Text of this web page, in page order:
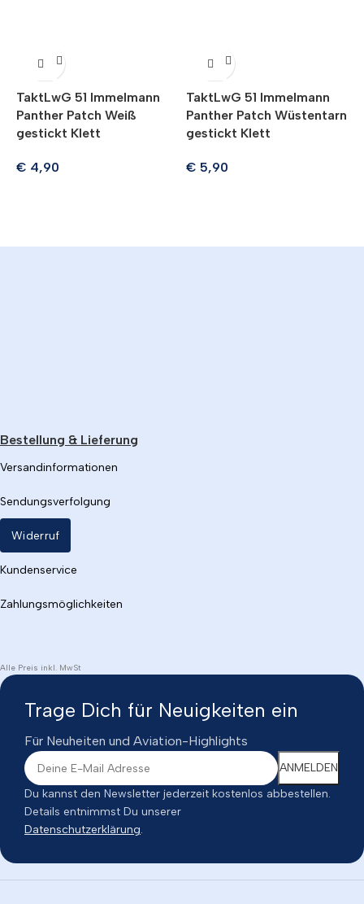
TaktLwG 51 Immelmann
Panther Patch Weiß
gestickt Klett
€ 4,90
TaktLwG 51 Immelmann
Panther Patch Wüstentarn
gestickt Klett
€ 5,90
Bestellung & Lieferung
Versandinformationen
Sendungsverfolgung
Widerruf
Kundenservice
Zahlungsmöglichkeiten
Alle Preis inkl. MwSt
Trage Dich für Neuigkeiten ein
Für Neuheiten und Aviation-Highlights
Du kannst den Newsletter jederzeit kostenlos abbestellen.
Details entnimmst Du unserer
Datenschutzerklärung.